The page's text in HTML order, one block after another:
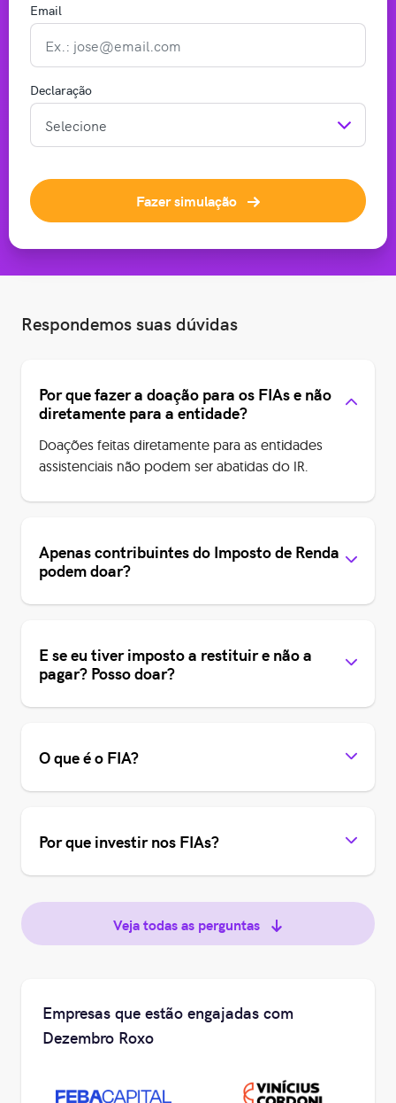
Email
Declaração
Fazer simulação
Respondemos suas dúvidas
Por que fazer a doação para os FIAs e não
diretamente para a entidade?
Doações feitas diretamente para as entidades
assistenciais não podem ser abatidas do IR.
Apenas contribuintes do Imposto de Renda
podem doar?
E se eu tiver imposto a restituir e não a
pagar? Posso doar?
O que é o FIA?
Por que investir nos FIAs?
Veja todas as perguntas
Empresas que estão engajadas com
Dezembro Roxo